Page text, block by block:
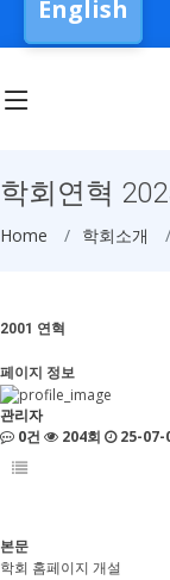
English
학회연혁
Home 학회소개
2001 연혁
페이지 정보
관리자
0건
204회 25-07-
본문
학회 홈페이지 개설